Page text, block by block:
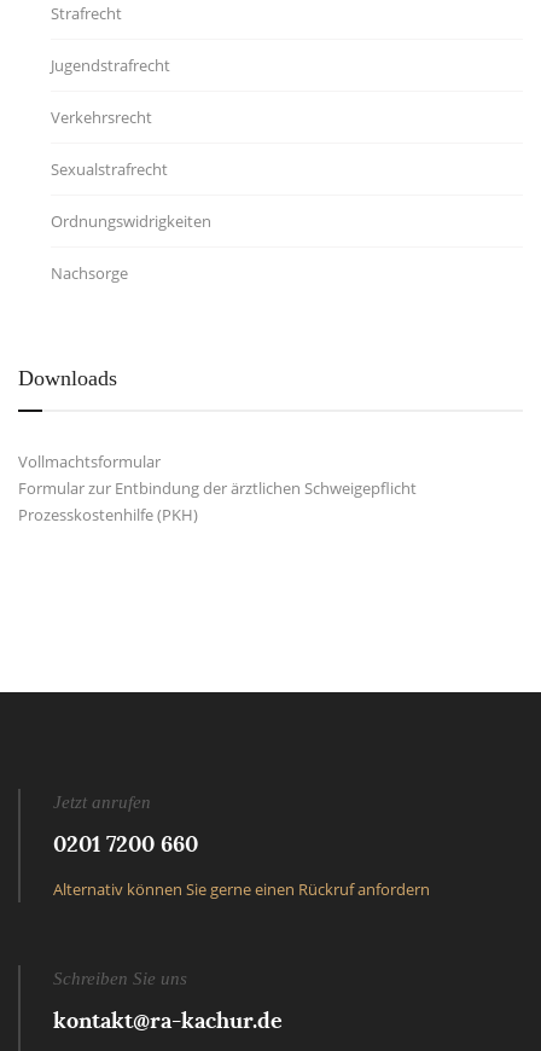
Strafrecht
Jugendstrafrecht
Verkehrsrecht
Sexualstrafrecht
Ordnungswidrigkeiten
Nachsorge
Downloads
Vollmachtsformular
Formular zur Entbindung der ärztlichen Schweigepflicht
Prozesskostenhilfe (PKH)
Jetzt anrufen
0201 7200 660
Alternativ können Sie gerne einen Rückruf anfordern
Schreiben Sie uns
kontakt@ra-kachur.de